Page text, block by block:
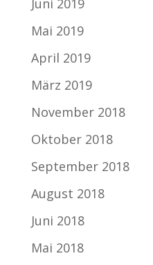
Mai 2019
April 2019
März 2019
November 2018
Oktober 2018
September 2018
August 2018
Juni 2018
Mai 2018